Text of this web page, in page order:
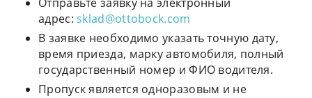
адрес:sklad@ottobock.com
В заявке необходимо указать точную дату,
время приезда, марку автомобиля, полный
государственный номер и ФИО водителя.
Пропуск является одноразовым и не